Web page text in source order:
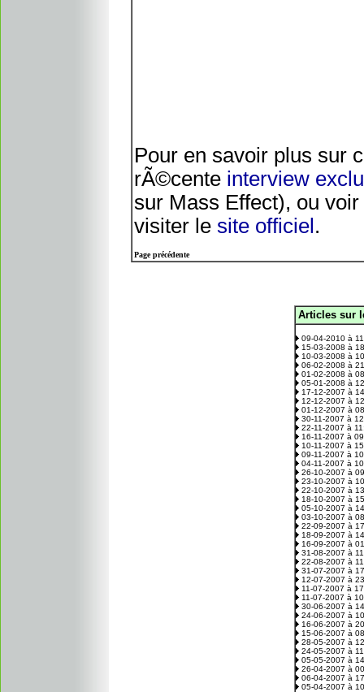
Pour en savoir plus sur
rÃ©cente interview
sur Mass Effect), ou
visiter le site officiel .
Page précédente
Articles sur
09-04-2010 à
15-03-2008 à
10-03-2008 à
06-02-2008 à
01-02-2008 à
05-01-2008 à
17-12-2007 à
12-12-2007 à
01-12-2007 à
30-11-2007 à
22-11-2007 à
16-11-2007 à
10-11-2007 à
09-11-2007 à
04-11-2007 à
26-10-2007 à
23-10-2007 à
22-10-2007 à
18-10-2007 à
05-10-2007 à
03-10-2007 à
22-09-2007 à
18-09-2007 à
16-09-2007 à
31-08-2007 à
22-08-2007 à
31-07-2007 à
12-07-2007 à
11-07-2007 à
11-07-2007 à
30-06-2007 à
24-06-2007 à
16-06-2007 à
15-06-2007 à
28-05-2007 à
24-05-2007 à
05-05-2007 à
26-04-2007 à
06-04-2007 à
05-04-2007 à